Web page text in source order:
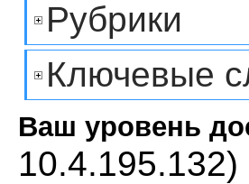
Рубрики
Ключевые
Ваш уровень
10.4.195.132)